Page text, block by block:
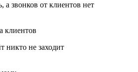
а звонков от клиентов нет
клиентов
никто не заходит